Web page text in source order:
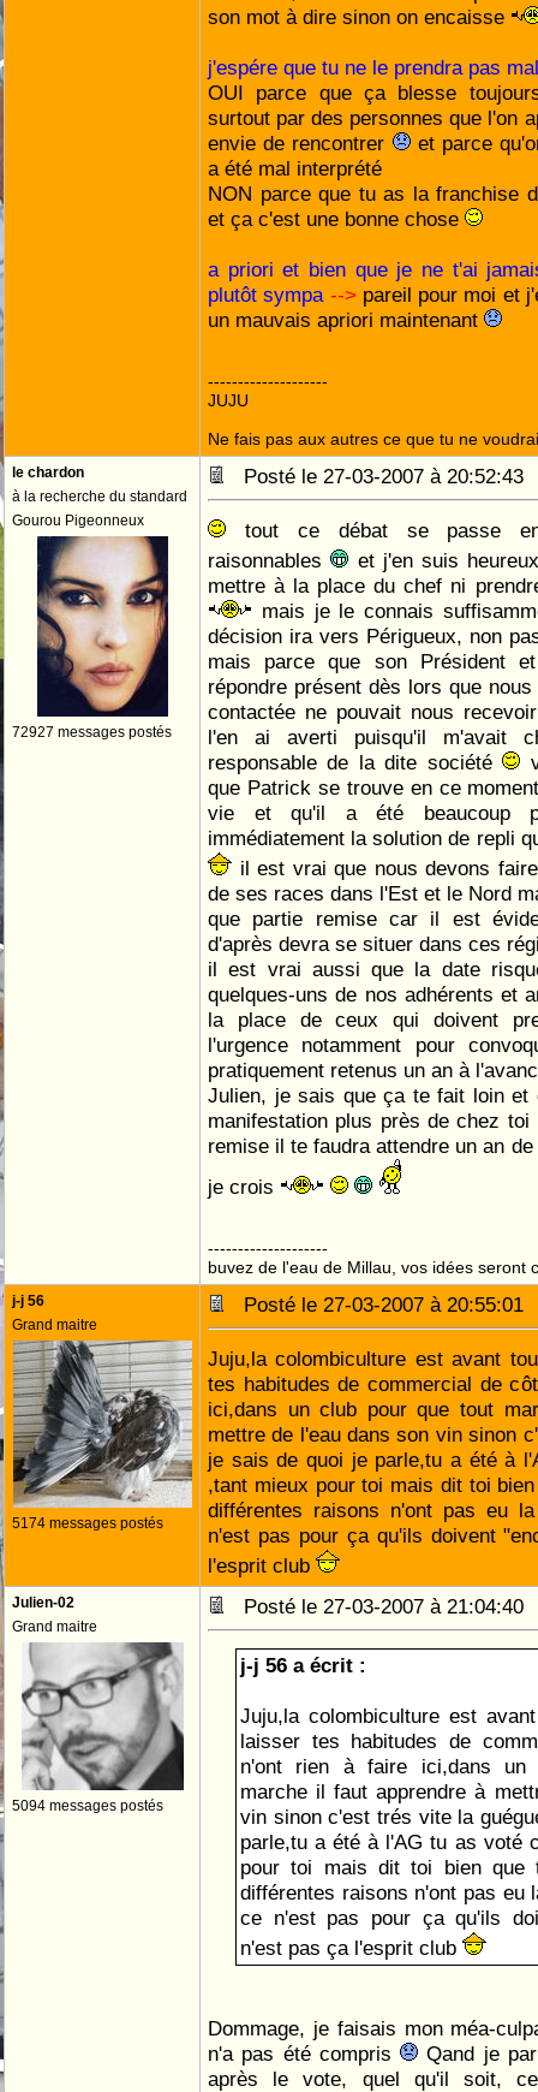
son mot à dire sinon on encaisse
j'espére que tu ne le prendra pas
OUI parce que ça blesse
surtout par des personnes que l'on
envie de rencontrer
et parce
a été mal interprété
NON parce que tu as la franchise
et ça c'est une bonne chose
a priori et bien que je ne t'ai
plutôt sympa --> pareil pour moi et
un mauvais apriori maintenant
--------------------
JUJU
Ne fais pas aux autres ce que tu ne
le chardon
à la recherche du standard
Gourou Pigeonneux
72927 messages postés
Posté le 27-03-2007 à
tout ce débat se passe
raisonnables
et j'en suis
mettre à la place du chef ni
mais je le connais
décision ira vers Périgueux, non
mais parce que son Président
répondre présent dès lors que
contactée ne pouvait nous
l'en ai averti puisqu'il m'avait
responsable de la dite société
que Patrick se trouve en ce
vie et qu'il a été beaucoup
immédiatement la solution de repli
il est vrai que nous devons
de ses races dans l'Est et le Nord
que partie remise car il est
d'après devra se situer dans ces
il est vrai aussi que la date
quelques-uns de nos adhérents et
la place de ceux qui doivent
l'urgence notamment pour
pratiquement retenus un an à
Julien, je sais que ça te fait loin et
manifestation plus près de chez
remise il te faudra attendre un an
je crois
--------------------
buvez de l'eau de Millau, vos idées seront
j-j 56
Grand maitre
5174 messages postés
Posté le 27-03-2007 à
Juju,la colombiculture est avant
tes habitudes de commercial de
ici,dans un club pour que tout
mettre de l'eau dans son vin sinon
je sais de quoi je parle,tu a été à
,tant mieux pour toi mais dit toi
différentes raisons n'ont pas eu
n'est pas pour ça qu'ils doivent
l'esprit club
Julien-02
Grand maitre
5094 messages postés
Posté le 27-03-2007 à
j-j 56 a écrit :
Juju,la colombiculture est
laisser tes habitudes de
n'ont rien à faire ici,dans un
marche il faut apprendre à
vin sinon c'est trés vite la
parle,tu a été à l'AG tu as voté
pour toi mais dit toi bien que
différentes raisons n'ont pas eu
ce n'est pas pour ça qu'ils
n'est pas ça l'esprit club
Dommage, je faisais mon méa-
n'a pas été compris
Qand je
après le vote, quel qu'il soit,